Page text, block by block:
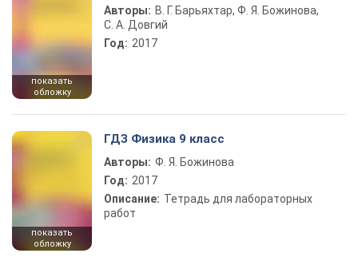
показать
обложку
Авторы: В. Г. Барьяхтар, Ф. Я. Божинова,
С. А. Довгий
Год: 2017
показать
обложку
ГДЗ Физика 9 класс
Авторы: Ф. Я. Божинова
Год: 2017
Описание: Тетрадь для лабораторных
работ